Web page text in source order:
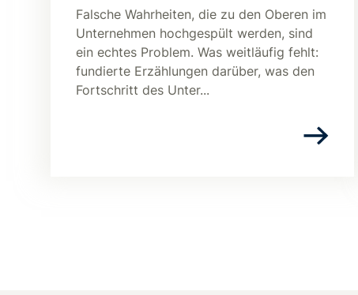
Falsche Wahrheiten, die zu den Oberen im
Unternehmen hochgespült werden, sind
ein echtes Problem. Was weitläufig fehlt:
fundierte Erzählungen darüber, was den
Fortschritt des Unter...